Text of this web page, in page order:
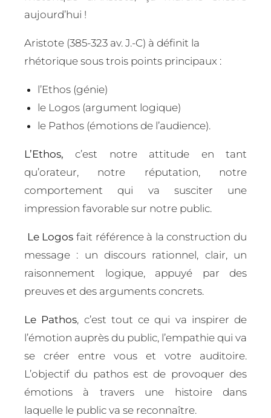
aujourd’hui !
Aristote (385-323 av. J.-C) à définit la
rhétorique sous trois points principaux :
l’Ethos (génie)
le Logos (argument logique)
le Pathos (émotions de l’audience).
L’Ethos,c’est notre attitude en tant
qu’orateur, notre réputation, notre
comportement qui va susciter une
impression favorable sur notre public.
Le Logos fait référence à la construction du
message : un discours rationnel, clair, un
raisonnement logique, appuyé par des
preuves et des arguments concrets.
Le Pathos, c’est tout ce qui va inspirer de
l’émotion auprès du public, l’empathie qui va
se créer entre vous et votre auditoire.
L’objectif du pathos est de provoquer des
émotions à travers une histoire dans
laquelle le public va se reconnaître.